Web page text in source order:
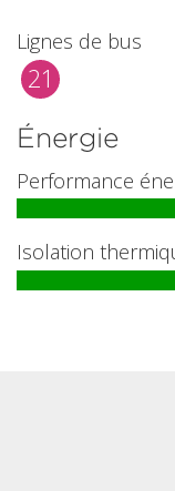
Lignes de bus
21
Énergie
Performance
Isolation